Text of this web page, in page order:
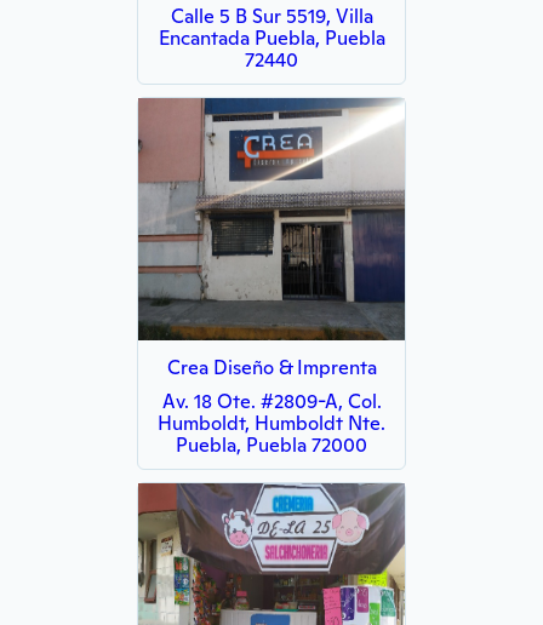
Calle 5 B Sur 5519, Villa
Encantada Puebla, Puebla
72440
Crea Diseño & Imprenta
Av. 18 Ote. #2809-A, Col.
Humboldt, Humboldt Nte.
Puebla, Puebla 72000